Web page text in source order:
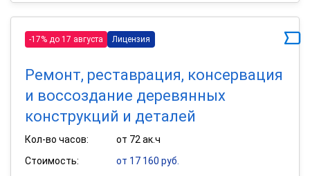
-17% до 17 августа Лицензия
Ремонт, реставрация, консервация
и воссоздание деревянных
конструкций и деталей
Кол-во часов:
от 72 ак.ч
Стоимость:
от 17 160 руб.